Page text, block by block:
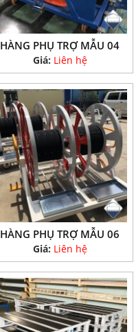
HÀNG PHỤ TRỢ MẪU 04
Giá: Liên hệ
HÀNG PHỤ TRỢ MẪU 06
Giá: Liên hệ